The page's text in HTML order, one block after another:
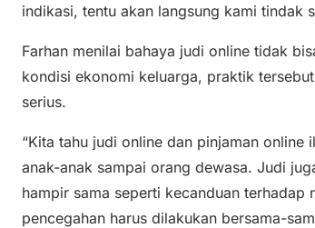
indikasi, tentu akan langsung kami tindak
Farhan menilai bahaya judi online tidak
kondisi ekonomi keluarga, praktik
serius.
“Kita tahu judi online dan pinjaman
anak-anak sampai orang dewasa. Judi
hampir sama seperti kecanduan
pencegahan harus dilakukan bersama-